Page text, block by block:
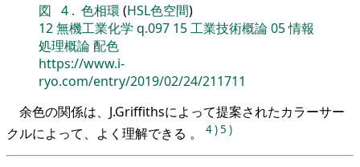
図 4 . 色相環 (HSL色空間)
12無機工業化学 q.097 15工業技術概論05情報
処理概論配色
https://www.i-
ryo.com/entry/2019/02/24/211711
余色の関係は、J.Griffithsによって提案されたカラーサー
クルによって、よく理解できる 。
4)5 )